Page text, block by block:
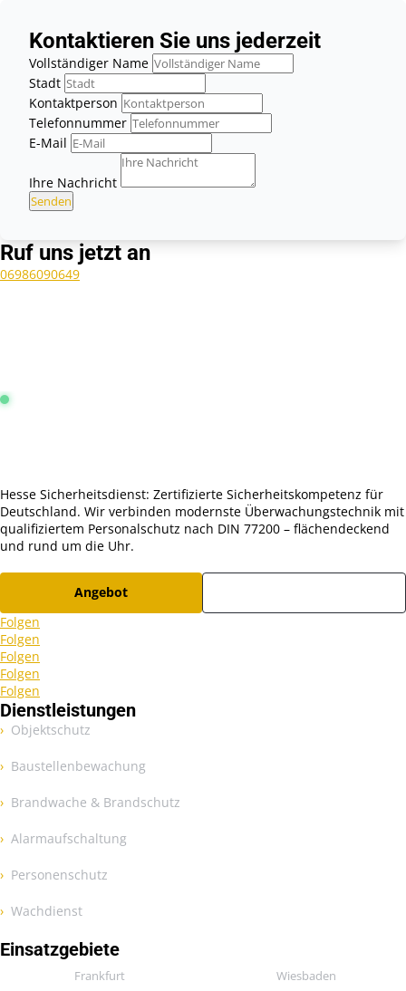
Kontaktieren Sie uns jederzeit
Vollständiger Name
Stadt
Kontaktperson
Telefonnummer
E-Mail
Ihre Nachricht
Senden
Ruf uns jetzt an
06986090649
Hesse Sicherheitsdienst: Zertifizierte Sicherheitskompetenz für
Deutschland. Wir verbinden modernste Überwachungstechnik mit
qualifiziertem Personalschutz nach DIN 77200 – flächendeckend
und rund um die Uhr.
Angebot
Folgen
Folgen
Folgen
Folgen
Folgen
Dienstleistungen
Objektschutz
Baustellenbewachung
Brandwache & Brandschutz
Alarmaufschaltung
Personenschutz
Wachdienst
Einsatzgebiete
Frankfurt Wiesbaden